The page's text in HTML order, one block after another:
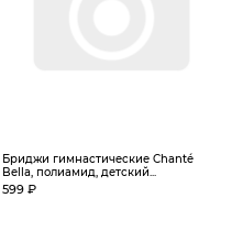
Бриджи гимнастические Chanté
Bella, полиамид, детский...
599 ₽